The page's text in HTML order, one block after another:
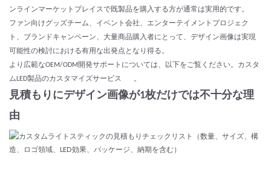
ンラインマーケットプレイスで既製品を購入する方が通常は実用的です。
ファン向けグッズチーム、イベント会社、エンターテイメントプロジェク
ト、ブランドキャンペーン、大量商品購入者にとって、デザイン画像は実現
可能性の検討における有用な出発点となり得る。
より広範なOEM/ODM開発サポートについては、以下をご覧ください。 カスタ
ムLED製品のカスタマイズサービス
。
見積もりにデザイン画像が1枚だけでは不十分な理
由